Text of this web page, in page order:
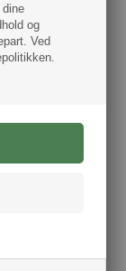
og
Ved
LLOYD Y-seler Natur Med Læderstropper